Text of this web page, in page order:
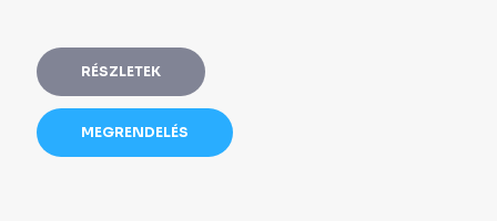
RÉSZLETEK
MEGRENDELÉS